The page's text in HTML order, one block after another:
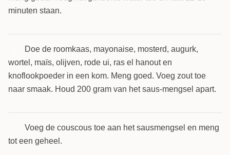
minuten staan.
Doe de roomkaas, mayonaise, mosterd, augurk,
wortel, maïs, olijven, rode ui, ras el hanout en
knoflookpoeder in een kom. Meng goed. Voeg zout toe
naar smaak. Houd 200 gram van het saus-mengsel apart.
Voeg de couscous toe aan het sausmengsel en meng
tot een geheel.